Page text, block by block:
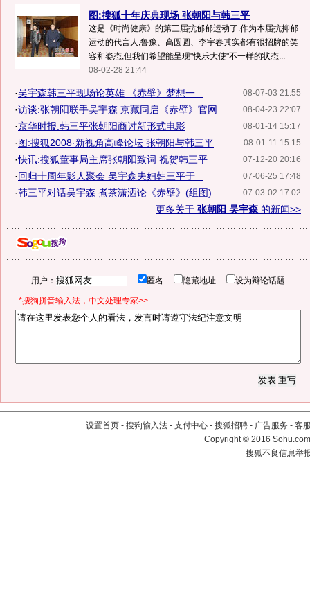
图:搜狐十年庆典现场 张朝阳与韩三平
这是《时尚健康》的第三届抗郁郁运动了.作为本届抗抑郁
运动的代言人,鲁豫、高圆圆、李宇春其实都有很招牌的笑
容和姿态,但我们希望能呈现"快乐大使"不一样的状态...
08-02-28 21:44
08-07-03 21:55
·吴宇森韩三平现场论英雄 《赤壁》梦想一...
08-04-23 22:07
·访谈:张朝阳联手吴宇森 京藏同启《赤壁》官网
08-01-14 15:17
·京华时报:韩三平张朝阳商讨新形式电影
08-01-11 15:15
·图:搜狐2008·新视角高峰论坛 张朝阳与韩三平
07-12-20 20:16
·快讯:搜狐董事局主席张朝阳致词 祝贺韩三平
07-06-25 17:48
·回归十周年影人聚会 吴宇森夫妇韩三平于...
07-03-02 17:02
·韩三平对话吴宇森 煮茶潇洒论《赤壁》(组图)
更多关于 张朝阳 吴宇森 的新闻>>
用户： 匿名 隐藏地址 设为辩论话题
*搜狗拼音输入法，中文处理专家>>
设置首页 - 搜狗输入法 - 支付中心 - 搜狐招聘 - 广告服务 - 客
Copyright©2016
搜狐不良信息举